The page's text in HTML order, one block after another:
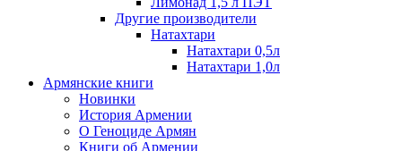
Другие производители
Натахтари
Натахтари 0,5л
Натахтари 1,0л
Армянские книги
Новинки
История Армении
О Геноциде Армян
Книги об Армении